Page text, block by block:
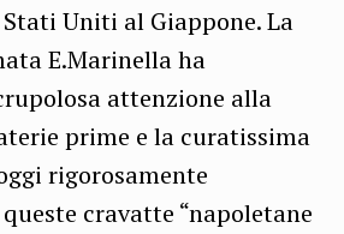
Uniti al Giappone. La
E.Marinella ha
attenzione alla
prime e la curatissima
rigorosamente
cravatte “napoletane